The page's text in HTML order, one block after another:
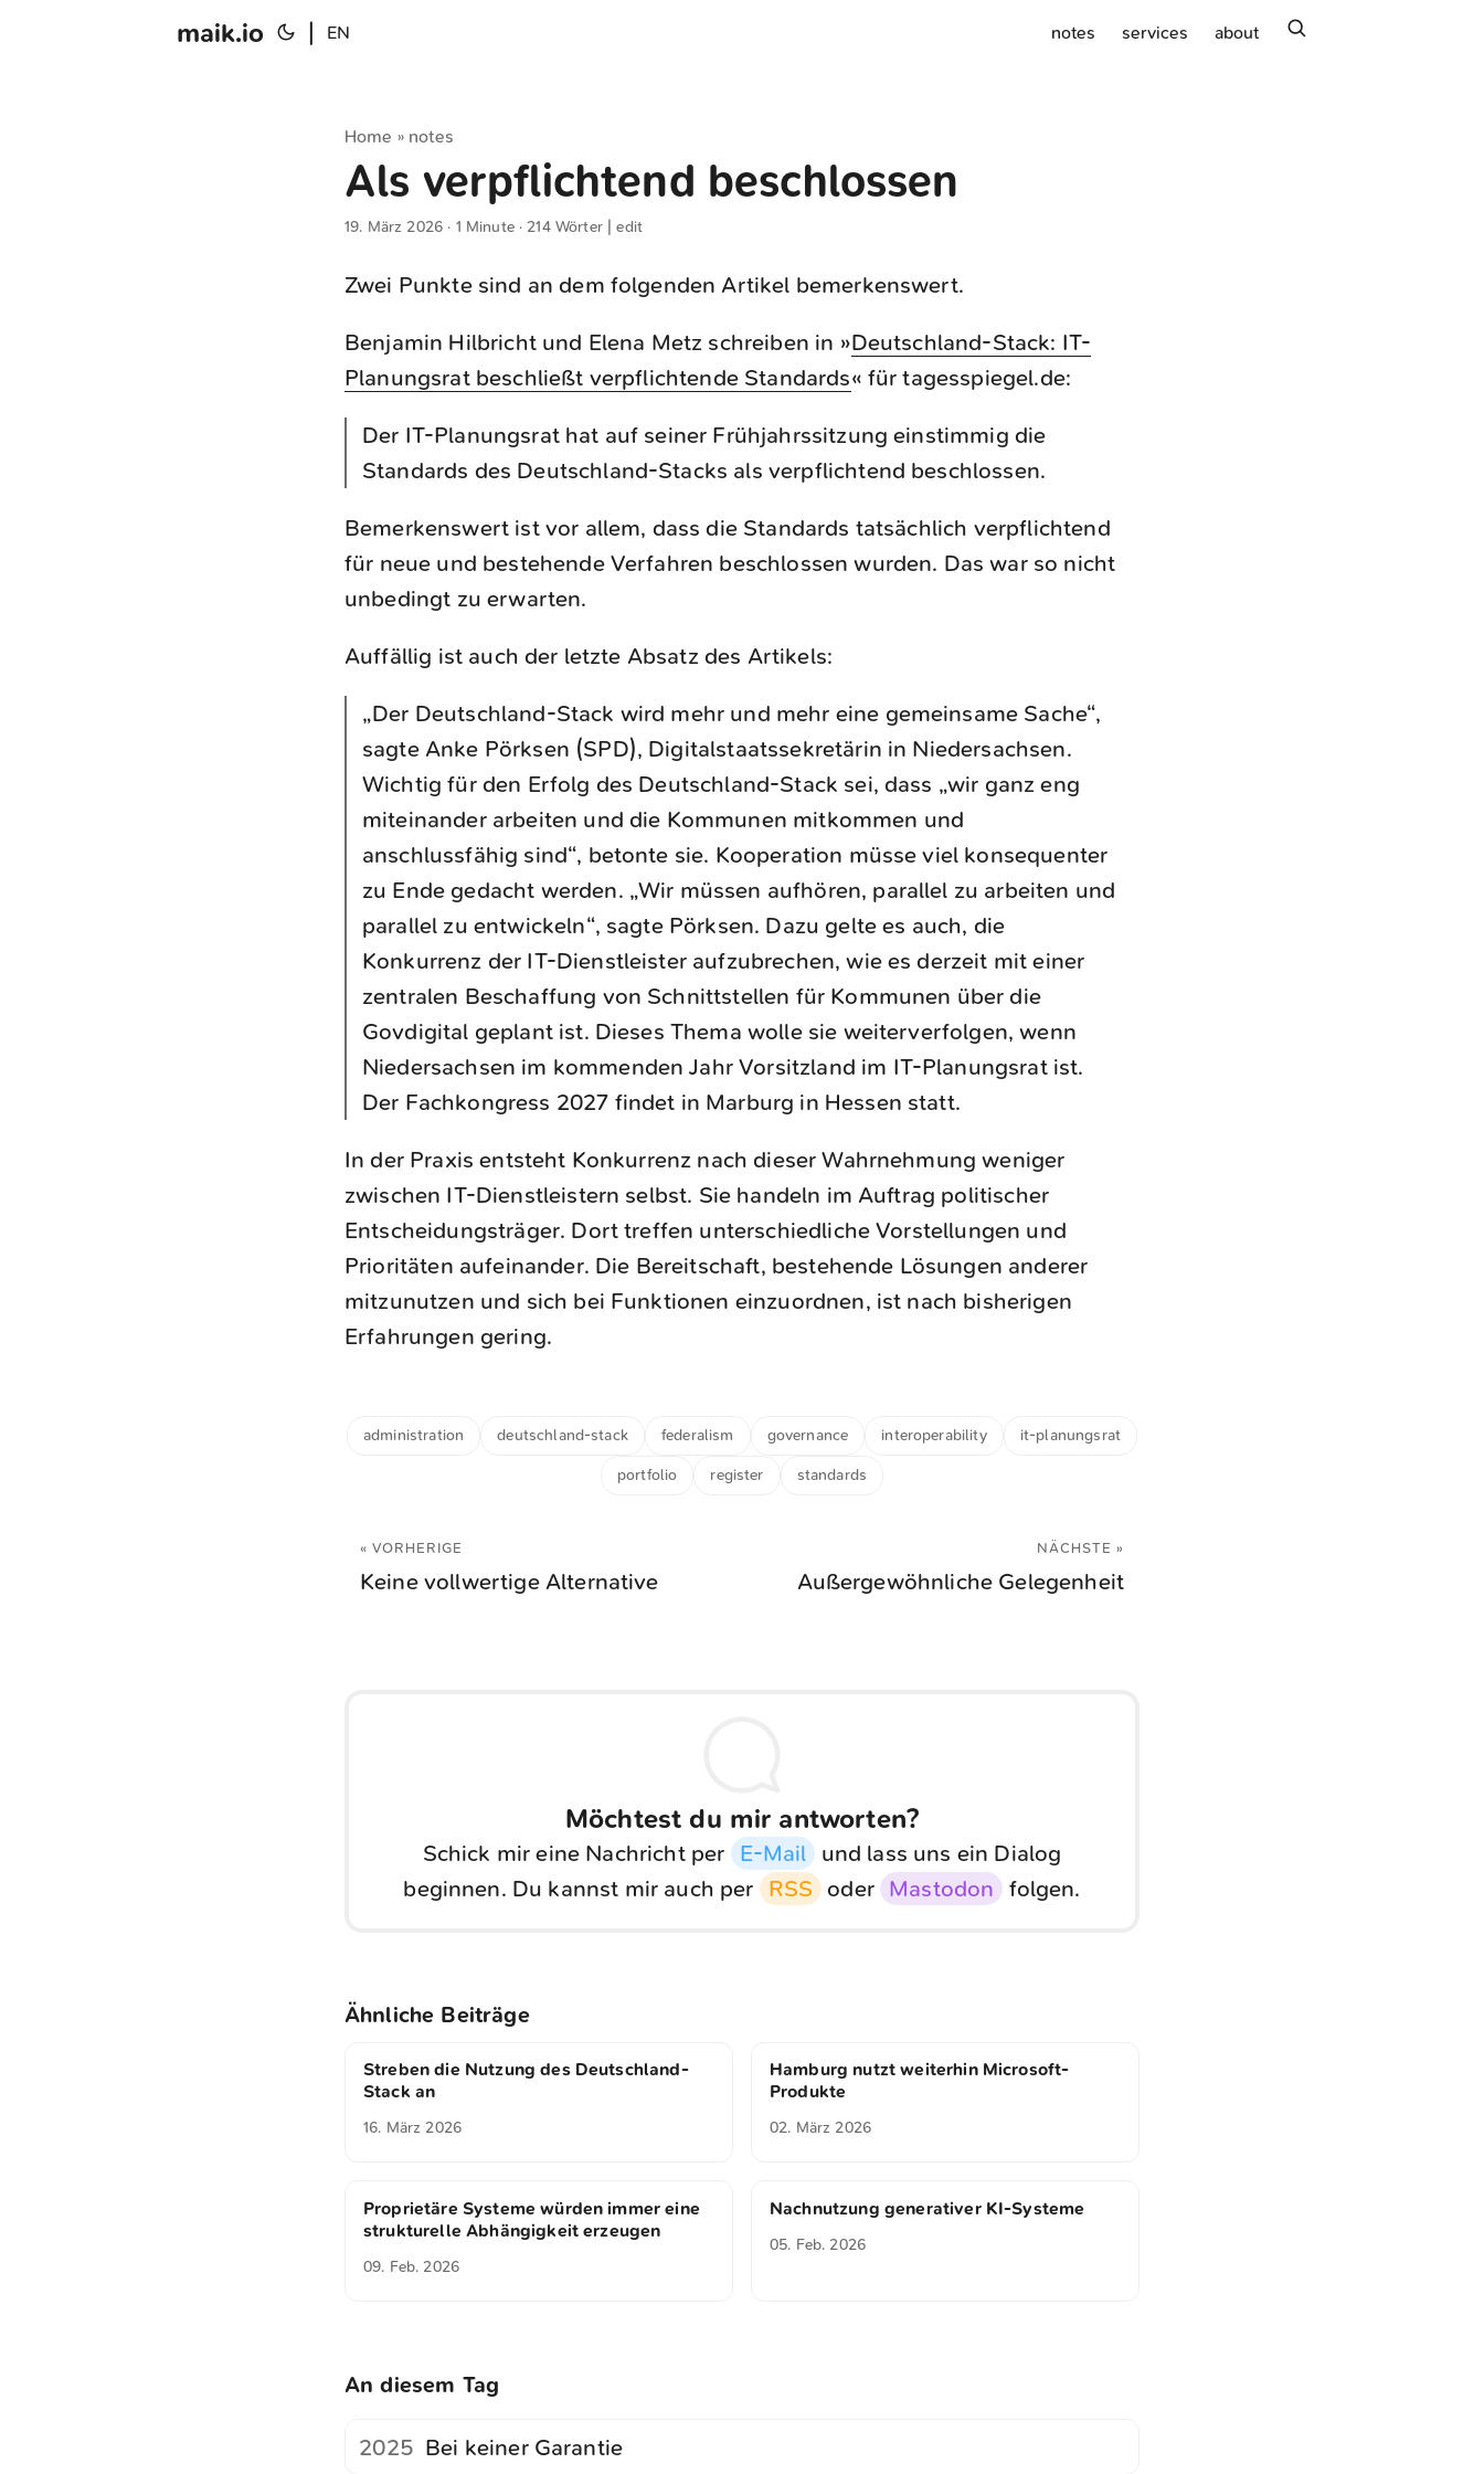
maik.io EN notes services about
Home » notes
Als verpflichtend beschlossen
19. März 2026 · 1 Minute · 214 Wörter |edit
Zwei Punkte sind an dem folgenden Artikel bemerkenswert.
Benjamin Hilbricht und Elena Metz schreiben in »Deutschland-Stack: IT-
Planungsrat beschließt verpflichtende Standards« für tagesspiegel.de:
Der IT-Planungsrat hat auf seiner Frühjahrssitzung einstimmig die
Standards des Deutschland-Stacks als verpflichtend beschlossen.
Bemerkenswert ist vor allem, dass die Standards tatsächlich verpflichtend
für neue und bestehende Verfahren beschlossen wurden. Das war so nicht
unbedingt zu erwarten.
Auffällig ist auch der letzte Absatz des Artikels:
„Der Deutschland-Stack wird mehr und mehr eine gemeinsame Sache“,
sagte Anke Pörksen (SPD), Digitalstaatssekretärin in Niedersachsen.
Wichtig für den Erfolg des Deutschland-Stack sei, dass „wir ganz eng
miteinander arbeiten und die Kommunen mitkommen und
anschlussfähig sind“, betonte sie. Kooperation müsse viel konsequenter
zu Ende gedacht werden. „Wir müssen aufhören, parallel zu arbeiten und
parallel zu entwickeln“, sagte Pörksen. Dazu gelte es auch, die
Konkurrenz der IT-Dienstleister aufzubrechen, wie es derzeit mit einer
zentralen Beschaffung von Schnittstellen für Kommunen über die
Govdigital geplant ist. Dieses Thema wolle sie weiterverfolgen, wenn
Niedersachsen im kommenden Jahr Vorsitzland im IT-Planungsrat ist.
Der Fachkongress 2027 findet in Marburg in Hessen statt.
In der Praxis entsteht Konkurrenz nach dieser Wahrnehmung weniger
zwischen IT-Dienstleistern selbst. Sie handeln im Auftrag politischer
Entscheidungsträger. Dort treffen unterschiedliche Vorstellungen und
Prioritäten aufeinander. Die Bereitschaft, bestehende Lösungen anderer
mitzunutzen und sich bei Funktionen einzuordnen, ist nach bisherigen
Erfahrungen gering.
administration deutschland-stack federalism governance interoperability it-planungsrat
portfolio register standards
« VORHERIGE
Keine vollwertige Alternative
NÄCHSTE »
Außergewöhnliche Gelegenheit
Möchtest du mir antworten?
Schick mir eine Nachricht per E-Mail
und lass uns ein Dialog
beginnen. Du kannst mir auch per
RSS oder Mastodon folgen.
Ähnliche Beiträge
Streben die Nutzung des Deutschland-
Stack an
16. März 2026
Hamburg nutzt weiterhin Microsoft-
Produkte
02. März 2026
Proprietäre Systeme würden immer eine
strukturelle Abhängigkeit erzeugen
09. Feb. 2026
Nachnutzung generativer KI-Systeme
05. Feb. 2026
An diesem Tag
2025 Bei keiner Garantie